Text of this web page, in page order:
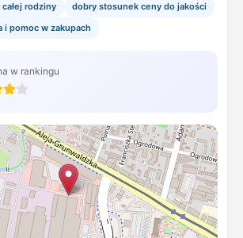
rodziny
dobry stosunek ceny do jakości
i pomoc w zakupach
w rankingu